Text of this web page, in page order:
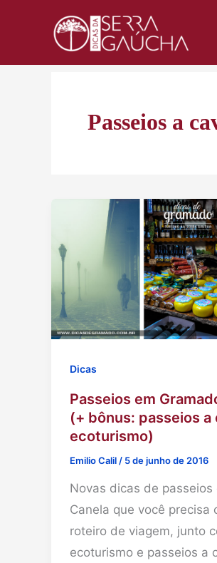
Passeios a
Dicas
Passeios em
(+ bônus: passeios a
ecoturismo)
Emilio Calil / 5 de junho de 2016
Novas dicas de passeios
Canela que você precisa
roteiro de viagem, junto
ecoturismo e passeios a